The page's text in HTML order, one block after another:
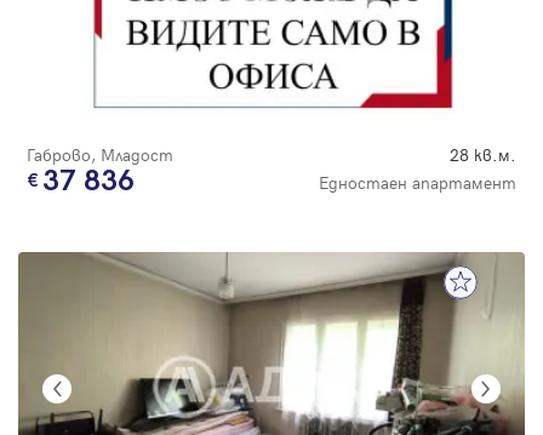
Габрово, Младост 28 кв.м.
37 836 Едностаен апартамент